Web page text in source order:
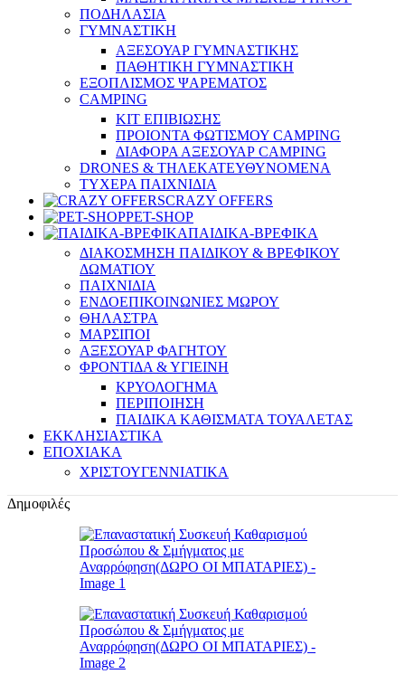
ΠΟΔΗΛΑΣΙΑ
ΓΥΜΝΑΣΤΙΚΗ
ΑΞΕΣΟΥΑΡ ΓΥΜΝΑΣΤΙΚΗΣ
ΠΑΘΗΤΙΚΗ ΓΥΜΝΑΣΤΙΚΗ
ΕΞΟΠΛΙΣΜΟΣ ΨΑΡΕΜΑΤΟΣ
CAMPING
ΚΙΤ ΕΠΙΒΙΩΣΗΣ
ΠΡΟΙΟΝΤΑ ΦΩΤΙΣΜΟΥ CAMPING
ΔΙΑΦΟΡΑ ΑΞΕΣΟΥΑΡ CAMPING
DRONES & ΤΗΛΕΚΑΤΕΥΘΥΝΟΜΕΝΑ
ΤΥΧΕΡΑ ΠΑΙΧΝΙΔΙΑ
CRAZY OFFERS
PET-SHOP
ΠΑΙΔΙΚΑ-ΒΡΕΦΙΚΑ
ΔΙΑΚΟΣΜΗΣΗ ΠΑΙΔΙΚΟΥ & ΒΡΕΦΙΚΟΥ
ΔΩΜΑΤΙΟΥ
ΠΑΙΧΝΙΔΙΑ
ΕΝΔΟΕΠΙΚΟΙΝΩΝΙΕΣ ΜΩΡΟΥ
ΘΗΛΑΣΤΡΑ
ΜΑΡΣΙΠΟΙ
ΑΞΕΣΟΥΑΡ ΦΑΓΗΤΟΥ
ΦΡΟΝΤΙΔΑ & ΥΓΙΕΙΝΗ
ΚΡΥΟΛΟΓΗΜΑ
ΠΕΡΙΠΟΙΗΣΗ
ΠΑΙΔΙΚΑ ΚΑΘΙΣΜΑΤΑ ΤΟΥΑΛΕΤΑΣ
ΕΚΚΛΗΣΙΑΣΤΙΚΑ
ΕΠΟΧΙΑΚΑ
ΧΡΙΣΤΟΥΓΕΝΝΙΑΤΙΚΑ
Δημοφιλές